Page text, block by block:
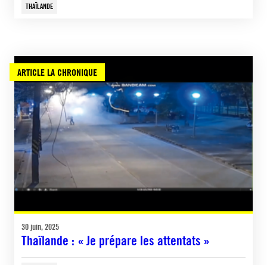
THAÏLANDE
ARTICLE LA CHRONIQUE
30 juin, 2025
Thaïlande : « Je prépare les attentats »